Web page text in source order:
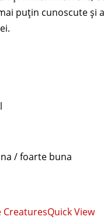
/ foarte buna
Quick View